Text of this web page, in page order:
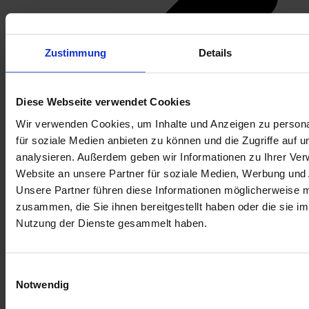
Zustimmung Details
Diese Webseite verwendet Cookies
Wir verwenden Cookies, um Inhalte und Anzeigen zu
für soziale Medien anbieten zu können und die Zugriffe auf
analysieren. Außerdem geben wir Informationen zu Ihrer
Website an unsere Partner für soziale Medien, Werbung
Unsere Partner führen diese Informationen möglicherweise
zusammen, die Sie ihnen bereitgestellt haben oder die sie
Nutzung der Dienste gesammelt haben.
Notwendig